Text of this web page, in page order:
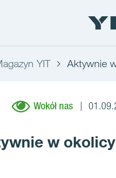
YIT Aktywnie
Wokół nas
w